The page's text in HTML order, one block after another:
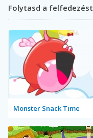
Folytasd a felfedezést
Monster Snack Time